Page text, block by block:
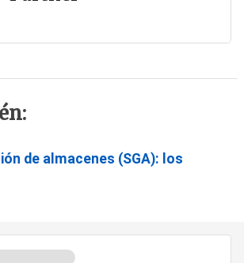
de almacenes (SGA): los